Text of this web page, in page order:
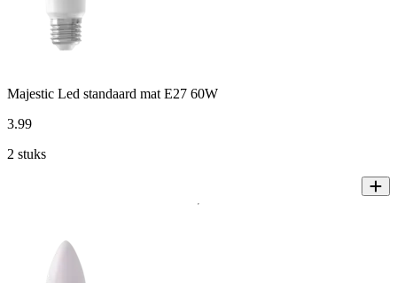
Majestic Led standaard mat E27 60W
3.99
2 stuks